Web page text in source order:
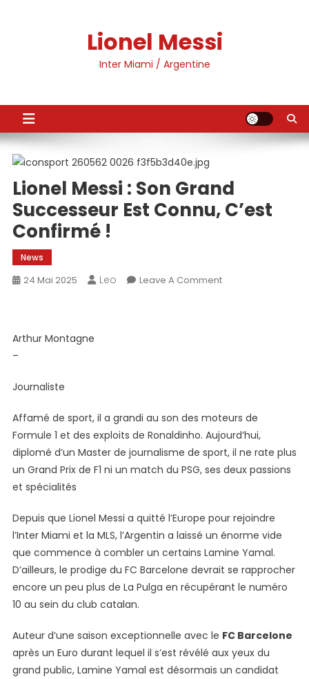
Lionel Messi
Inter Miami / Argentine
Lionel Messi : Son Grand
Successeur Est Connu, C’est
Confirmé !
News
24 Mai 2025 Leo Leave A CommentOn
C’est
Confirmé
!
Arthur Montagne
–
Journaliste
Affamé de sport, il a grandi au son des moteurs de
Formule 1 et des exploits de Ronaldinho. Aujourd’hui,
diplomé d’un Master de journalisme de sport, il ne rate plus
un Grand Prix de F1 ni un match du PSG, ses deux passions
et spécialités
Depuis que Lionel Messi a quitté l’Europe pour rejoindre
l’Inter Miami et la MLS, l’Argentin a laissé un énorme vide
que commence à combler un certains Lamine Yamal.
D’ailleurs, le prodige du FC Barcelone devrait se rapprocher
encore un peu plus de La Pulga en récupérant le numéro
10 au sein du club catalan.
Auteur d’une saison exceptionnelle avec le FC Barcelone
après un Euro durant lequel il s’est révélé aux yeux du
grand public, Lamine Yamal est désormais un candidat